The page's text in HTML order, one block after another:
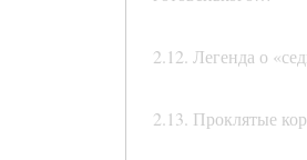
2.12. Легенда о
2.13. Проклятые